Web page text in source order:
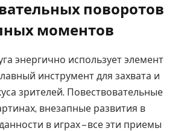
поворотов
моментов
энергично использует элемент
инструмент для захвата и
зрителей. Повествовательные
внезапные развития в
в играх – все эти приемы